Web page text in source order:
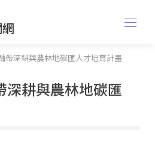
帶深耕與農林地碳匯人才培育計畫
深耕與農林地碳匯